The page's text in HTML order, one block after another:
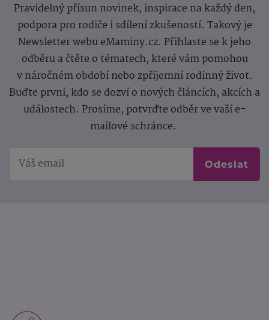
Pravidelný přísun novinek, inspirace na každý den,
podpora pro rodiče i sdílení zkušeností. Takový je
Newsletter webu eMaminy.cz. Přihlaste se k jeho
odběru a čtěte o tématech, které vám pomohou
v náročném období nebo zpříjemní rodinný život.
Buďte první, kdo se dozví o nových článcích, akcích a
událostech. Prosíme, potvrďte odběr ve vaší e-
mailové schránce.
Odeslat